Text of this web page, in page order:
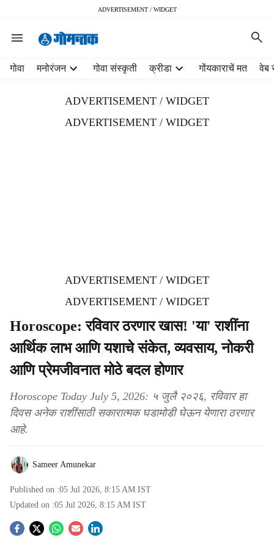
ADVERTISEMENT / WIDGET
गोवा मनोरंजन गोवा संस्कृती क्रीडा गोंयकाराचें मत वेब
ADVERTISEMENT / WIDGET
ADVERTISEMENT / WIDGET
ADVERTISEMENT / WIDGET
ADVERTISEMENT / WIDGET
Horoscope: रविवार ठरणार खास! 'या' राशींना
आर्थिक लाभ आणि यशाचे संकेत, व्यवसाय, नोकरी
आणि प्रेमजीवनात मोठे बदल होणार
Horoscope Today July 5, 2026: ५ जुलै २०२६, रविवार हा
दिवस अनेक राशींसाठी सकारात्मक घडामोडी घेऊन येणारा ठरणार
आहे.
Sameer Amunekar
Published on :05 Jul 2026, 8:15 AM IST
Updated on :05 Jul 2026, 8:15 AM IST
S